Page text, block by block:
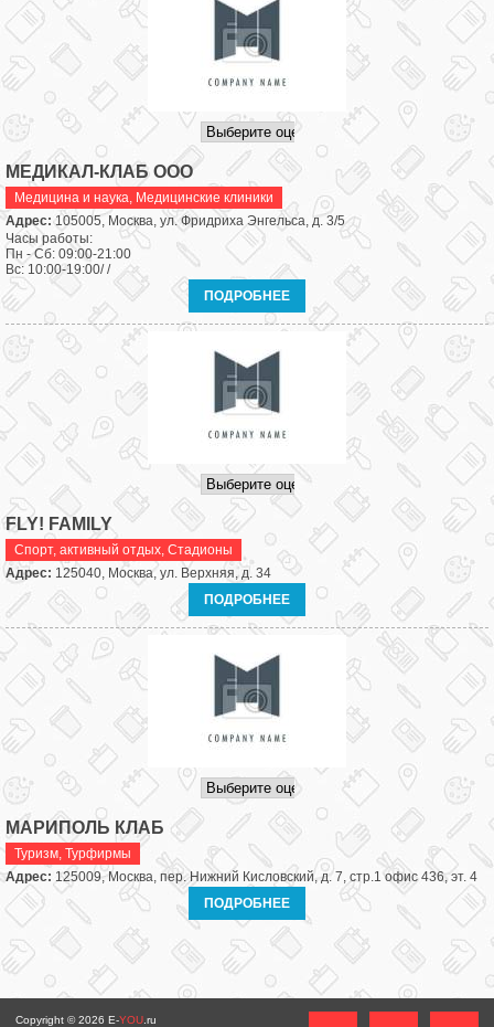
МЕДИКАЛ-КЛАБ ООО
Медицина и наука, Медицинские клиники
Адрес:105005, Москва, ул. Фридриха Энгельса, д. 3/5
Часы работы:
Пн - Сб: 09:00-21:00
Вс: 10:00-19:00/ /
ПОДРОБНЕЕ
FLY! FAMILY
Спорт, активный отдых, Стадионы
Адрес: 125040, Москва, ул. Верхняя, д. 34
ПОДРОБНЕЕ
МАРИПОЛЬ КЛАБ
Туризм, Турфирмы
Адрес: 125009, Москва, пер. Нижний Кисловский, д. 7, стр.1 офис 436, эт. 4
ПОДРОБНЕЕ
Copyright © 2026 E-YOU .ru